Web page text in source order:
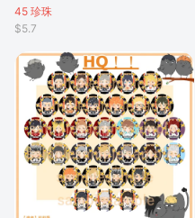
45 珍珠
$5.7